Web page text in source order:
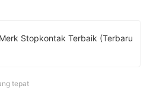
Stopkontak Terbaik (Terbaru
tepat